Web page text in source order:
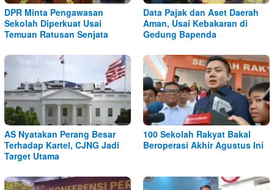
DPR Minta Pengawasan
Sekolah Diperkuat Usai
Temuan Ratusan Senjata
Data Pajak dan Aset Daerah
Aman, Usai Kebakaran di
Gedung Bapenda
AS Nyatakan Perang Besar
Terhadap Kartel, CJNG Jadi
Target Utama
100 Sekolah Rakyat Bakal
Beroperasi Akhir Agustus Ini